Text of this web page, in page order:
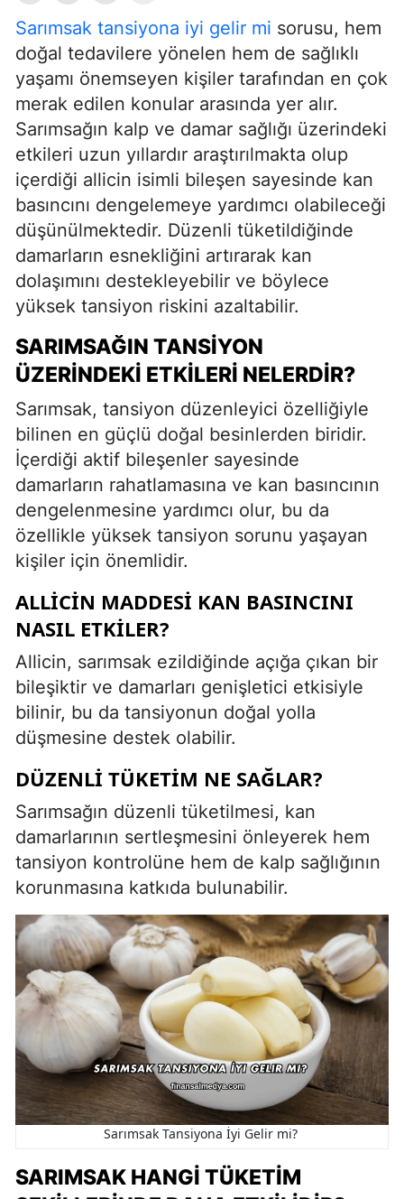
Sarımsak tansiyona iyi gelir mi sorusu, hem
doğal tedavilere yönelen hem de sağlıklı
yaşamı önemseyen kişiler tarafından en çok
merak edilen konular arasında yer alır.
Sarımsağın kalp ve damar sağlığı üzerindeki
etkileri uzun yıllardır araştırılmakta olup
içerdiği allicin isimli bileşen sayesinde kan
basıncını dengelemeye yardımcı olabileceği
düşünülmektedir. Düzenli tüketildiğinde
damarların esnekliğini artırarak kan
dolaşımını destekleyebilir ve böylece
yüksek tansiyon riskini azaltabilir.
SARIMSAĞIN TANSIYON
ÜZERINDEKI ETKILERI NELERDIR?
Sarımsak, tansiyon düzenleyici özelliğiyle
bilinen en güçlü doğal besinlerden biridir.
İçerdiği aktif bileşenler sayesinde
damarların rahatlamasına ve kan basıncının
dengelenmesine yardımcı olur, bu da
özellikle yüksek tansiyon sorunu yaşayan
kişiler için önemlidir.
ALLICIN MADDESI KAN BASINCINI
NASIL ETKILER?
Allicin, sarımsak ezildiğinde açığa çıkan bir
bileşiktir ve damarları genişletici etkisiyle
bilinir, bu da tansiyonun doğal yolla
düşmesine destek olabilir.
DÜZENLI TÜKETIM NE SAĞLAR?
Sarımsağın düzenli tüketilmesi, kan
damarlarının sertleşmesini önleyerek hem
tansiyon kontrolüne hem de kalp sağlığının
korunmasına katkıda bulunabilir.
Sarımsak Tansiyona İyi Gelir mi?
SARIMSAK HANGI TÜKETIM